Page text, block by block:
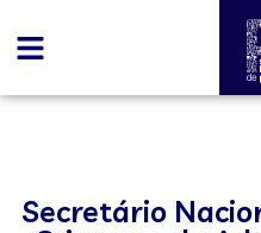
Secretário